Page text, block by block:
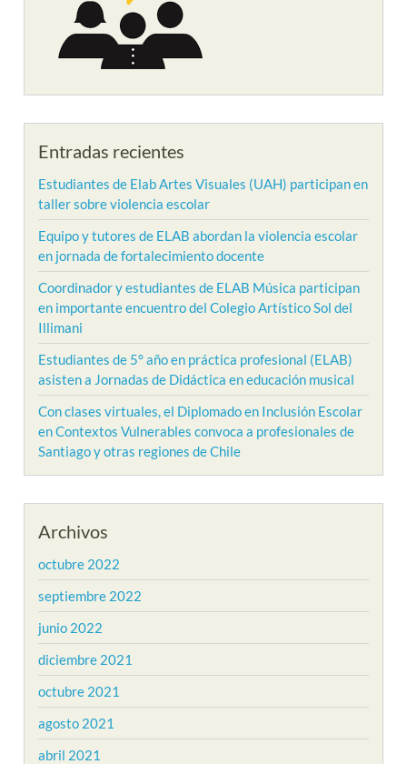
Entradas recientes
Estudiantes de Elab Artes Visuales (UAH) participan en
taller sobre violencia escolar
Equipo y tutores de ELAB abordan la violencia escolar
en jornada de fortalecimiento docente
Coordinador y estudiantes de ELAB Música participan
en importante encuentro del Colegio Artístico Sol del
Illimani
Estudiantes de 5° año en práctica profesional (ELAB)
asisten a Jornadas de Didáctica en educación musical
Con clases virtuales, el Diplomado en Inclusión Escolar
en Contextos Vulnerables convoca a profesionales de
Santiago y otras regiones de Chile
Archivos
octubre 2022
septiembre 2022
junio 2022
diciembre 2021
octubre 2021
agosto 2021
abril 2021